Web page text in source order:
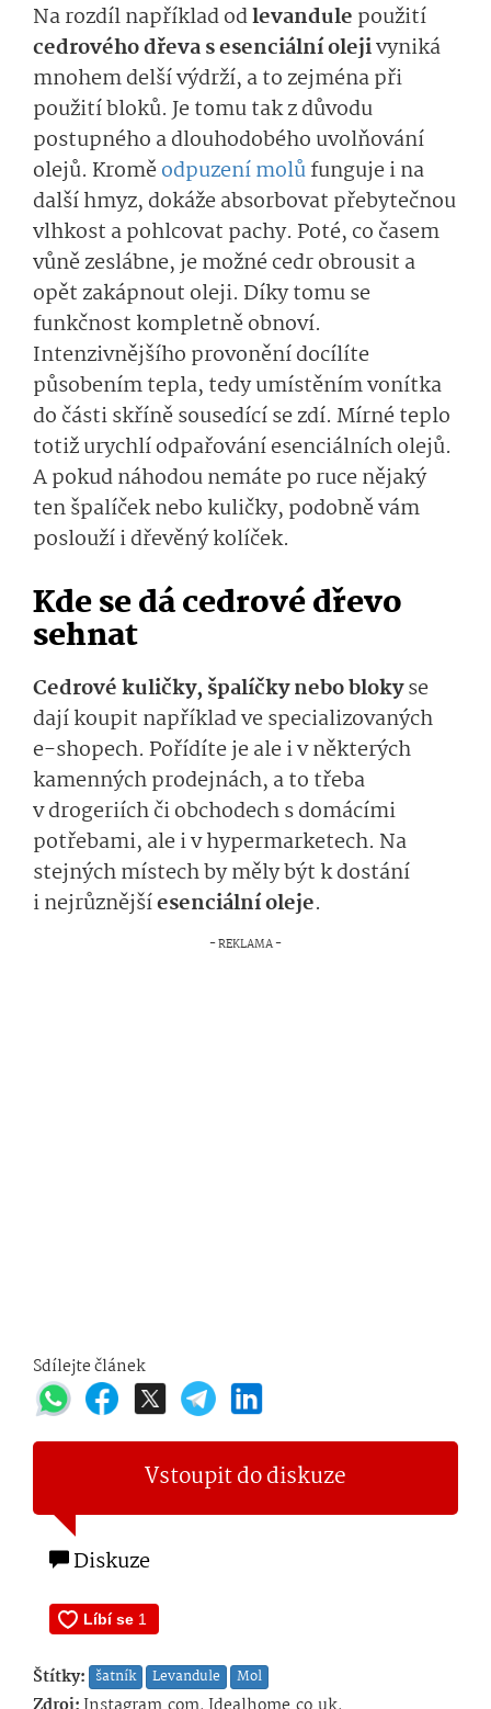
Na rozdíl například odlevandule použití
cedrového dřeva s esenciální olejivyniká
mnohem delší výdrží, a to zejména při
použití bloků. Je tomu tak z důvodu
postupného a dlouhodobého uvolňování
olejů. Kroměodpuzení molůfunguje i na
další hmyz, dokáže absorbovat přebytečnou
vlhkost a pohlcovat pachy. Poté, co časem
vůně zeslábne, je možné cedr obrousit a
opět zakápnout oleji. Díky tomu se
funkčnost kompletně obnoví.
Intenzivnějšího provonění docílíte
působením tepla, tedy umístěním vonítka
do části skříně sousedící se zdí. Mírné teplo
totiž urychlí odpařování esenciálních olejů.
A pokud náhodou nemáte po ruce nějaký
ten špalíček nebo kuličky, podobně vám
poslouží i dřevěný kolíček.
Kde se dá cedrové dřevo
sehnat
Cedrové kuličky, špalíčky nebo blokyse
dají koupit například ve specializovaných
e-shopech. Pořídíte je ale i v některých
kamenných prodejnách, a to třeba
v drogeriích či obchodech s domácími
potřebami, ale i v hypermarketech. Na
stejných místech by měly být k dostání
i nejrůznějšíesenciální oleje.
Sdílejte článek
Vstoupit do diskuze
Diskuze
Štítky: šatník Levandule Mol